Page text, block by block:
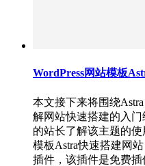
WordPress网站模板
本文接下来将围绕
解网站快速搭建的入
的站长了解该主题的使
模板Astra快速搭建网站
插件，该插件是免费插